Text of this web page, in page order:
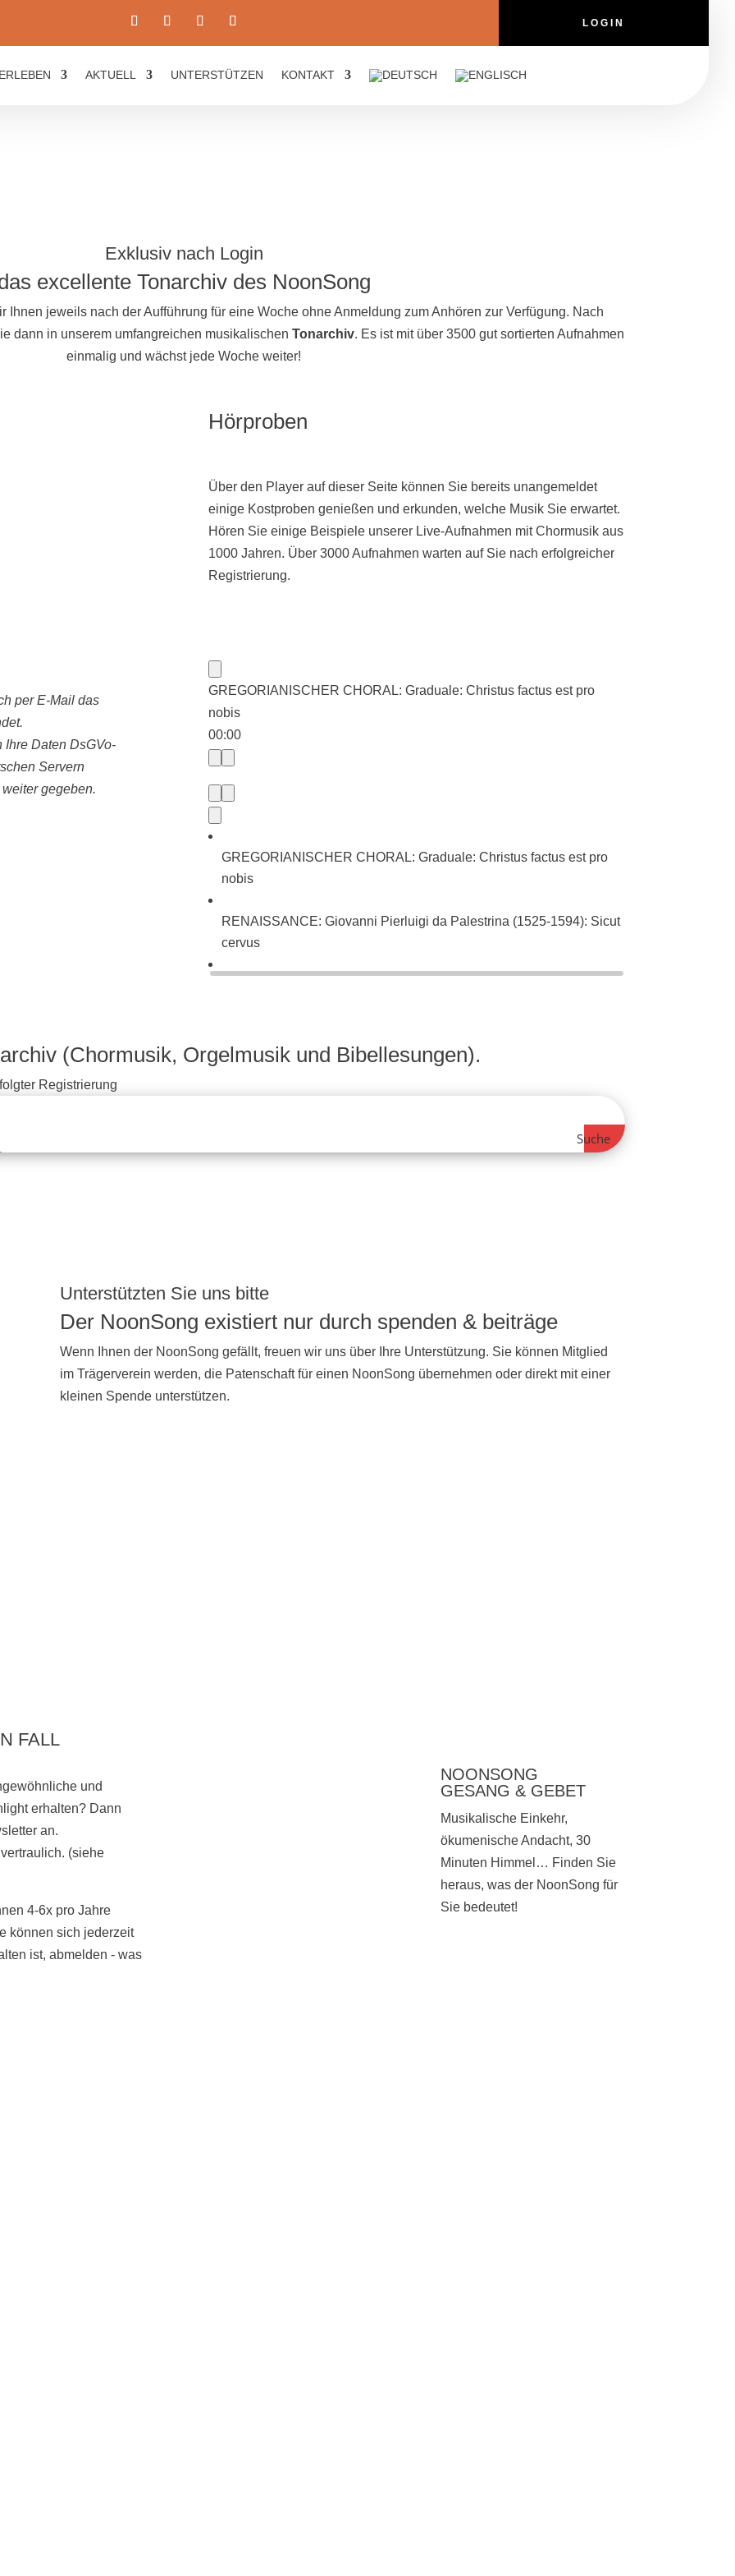
LOGIN
AKTUELL UNTERSTÜTZEN KONTAKT
Exklusiv nach Login
excellente Tonarchiv des NoonSong
Ihnen jeweils nach der Aufführung für eine Woche ohne Anmeldung zum Anhören zur Verfügung. Nach
dann in unserem umfangreichen musikalischen Tonarchiv. Es ist mit über 3500 gut sortierten Aufnahmen
einmalig und wächst jede Woche weiter!
per E-Mail das
Daten DsGVo-
Servern
gegeben.
Hörproben
Über den Player auf dieser Seite können Sie bereits unangemeldet
einige Kostproben genießen und erkunden, welche Musik Sie erwartet.
Hören Sie einige Beispiele unserer Live-Aufnahmen mit Chormusik aus
1000 Jahren. Über 3000 Aufnahmen warten auf Sie nach erfolgreicher
Registrierung.
GREGORIANISCHER CHORAL: Graduale: Christus factus est pro
nobis
00:00
GREGORIANISCHER CHORAL: Graduale: Christus factus est pro
nobis
RENAISSANCE: Giovanni Pierluigi da Palestrina (1525-1594): Sicut
cervus
(Chormusik, Orgelmusik und Bibellesungen).
Registrierung
Suche
Unterstützten Sie uns bitte
Der NoonSong existiert nur durch spenden & beiträge
Wenn Ihnen der NoonSong gefällt, freuen wir uns über Ihre Unterstützung. Sie können Mitglied
im Trägerverein werden, die Patenschaft für einen NoonSong übernehmen oder direkt mit einer
kleinen Spende unterstützen.
FALL
und
erhalten? Dann
an.
(siehe
4-6x pro Jahre
können sich jederzeit
ist, abmelden - was
NOONSONG
GESANG & GEBET
Musikalische Einkehr,
ökumenische Andacht, 30
Minuten Himmel… Finden Sie
heraus, was der NoonSong für
Sie bedeutet!